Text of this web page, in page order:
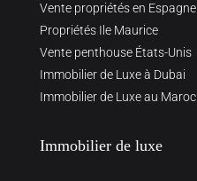
Vente propriétés en Espagne
Propriétés Ile Maurice
Vente penthouse États-Unis
Immobilier de Luxe à Dubai
Immobilier de Luxe au Maroc
Immobilier de luxe